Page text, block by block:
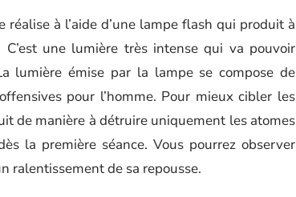
réalise à l’aide d’une lampe flash qui produit à
une lumière très intense qui va pouvoir
lumière émise par la lampe se compose de
pour l’homme. Pour mieux cibler les
de manière à détruire uniquement les atomes
la première séance. Vous pourrez observer
ralentissement de sa repousse.